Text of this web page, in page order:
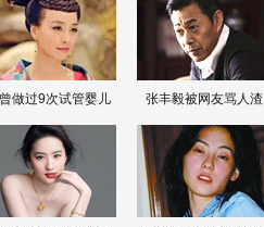
做过9次试管婴儿 张丰毅被网友骂人渣